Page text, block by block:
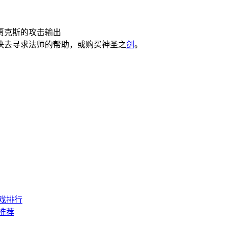
克斯的攻击输出
寻求法师的帮助，或购买神圣之剑 。
排行
荐